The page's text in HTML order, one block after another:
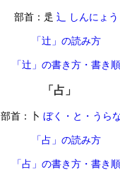
部首：辵 辶 しんにょう
「辻」の読み方
「辻」の書き方・書き順
「占」
部首：卜 ぼく・と・うら
「占」の読み方
「占」の書き方・書き順